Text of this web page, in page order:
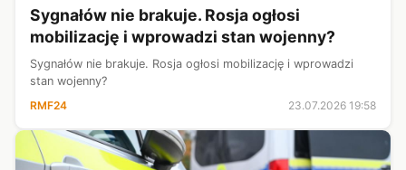
Sygnałów nie brakuje. Rosja ogłosi
mobilizację i wprowadzi stan wojenny?
Sygnałów nie brakuje. Rosja ogłosi mobilizację i wprowadzi
stan wojenny?
RMF24
23.07.2026 19:58